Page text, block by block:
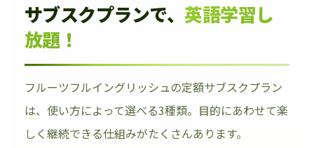
サブスクプランで、 英語学習し
放題！
フルーツフルイングリッシュの定額サブスクプラン
は、使い方によって選べる3種類。目的にあわせて楽
しく継続できる仕組みがたくさんあります。